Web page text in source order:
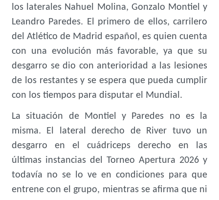
los laterales Nahuel Molina, Gonzalo Montiel y
Leandro Paredes. El primero de ellos, carrilero
del Atlético de Madrid español, es quien cuenta
con una evolución más favorable, ya que su
desgarro se dio con anterioridad a las lesiones
de los restantes y se espera que pueda cumplir
con los tiempos para disputar el Mundial.
La situación de Montiel y Paredes no es la
misma. El lateral derecho de River tuvo un
desgarro en el cuádriceps derecho en las
últimas instancias del Torneo Apertura 2026 y
todavía no se lo ve en condiciones para que
entrene con el grupo, mientras se afirma que ni